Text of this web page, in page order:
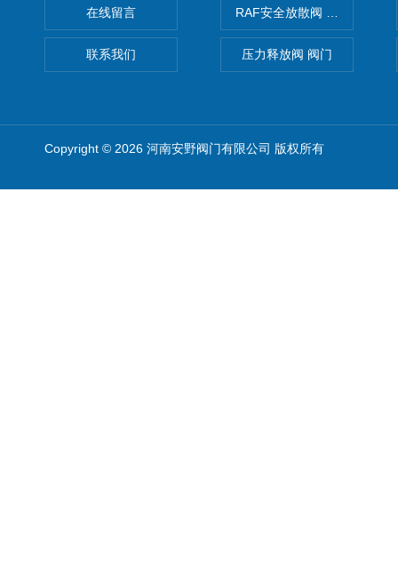
在线留言
联系我们
RAF安全放散阀 阀生产
压力释放阀 阀门
Copyright © 2026 河南安野阀门有限公司 版权所有